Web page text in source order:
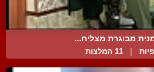
מבוגרת מצליח...
11 המלצות